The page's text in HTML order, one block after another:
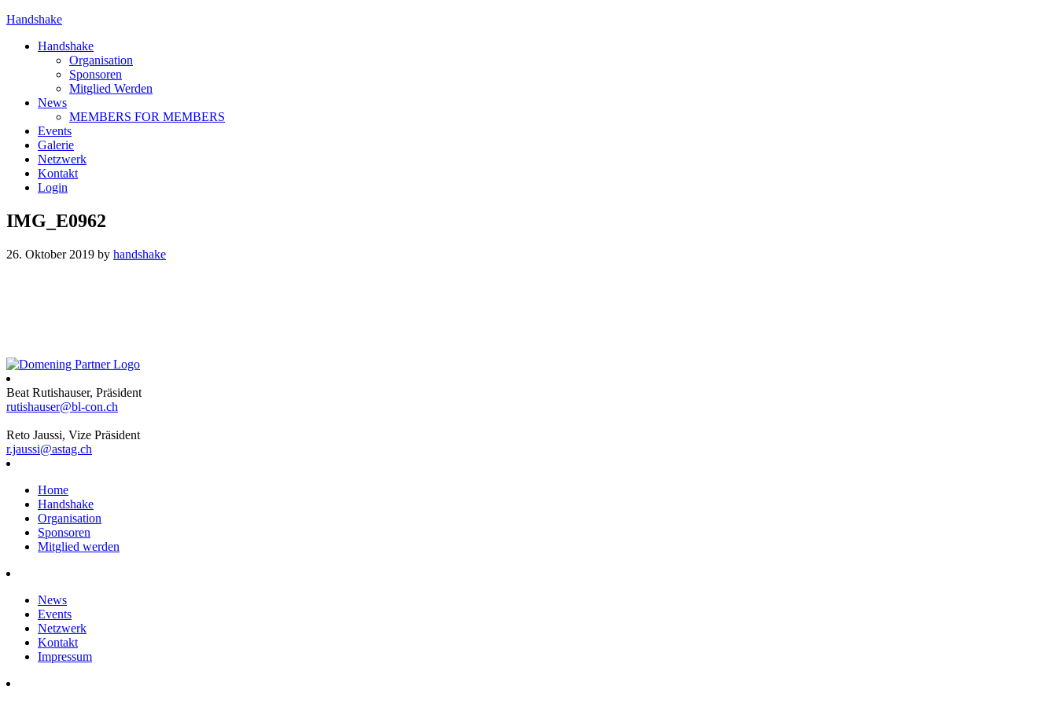
Handshake
Handshake
Organisation
Sponsoren
Mitglied Werden
News
MEMBERS FOR MEMBERS
Events
Galerie
Netzwerk
Kontakt
Login
IMG_E0962
26. Oktober 2019 by handshake
Beat Rutishauser, Präsident
rutishauser@bl-con.ch
Reto Jaussi, Vize Präsident
r.jaussi@astag.ch
Home
Handshake
Organisation
Sponsoren
Mitglied werden
News
Events
Netzwerk
Kontakt
Impressum